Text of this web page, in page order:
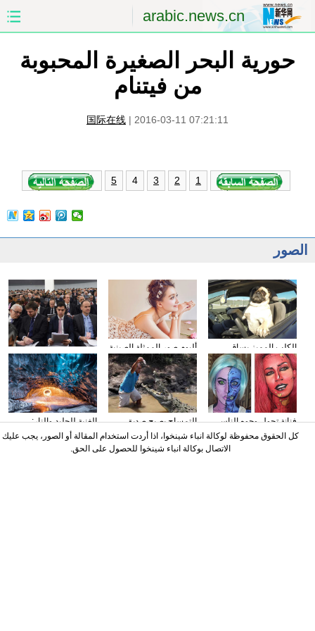
arabic.news.cn
الصين الصفحة الأولى
الاقتصاد
مؤتمر صحفى للخارجية الصور
حورية البحر الصغيرة المحبوبة
من فيتنام
国际在线 | 2016-03-11 07:21:11
1
2
3
4
5
الصور
وسائل الإعلام الأجنبية
تولي اهتمامها بتقرير عمل
الحكومة
ألبوم صور الممثلة الصينية
سون تشيان
الكلب المميز يساق
السيارات
الغنية للجليد والنار:
المصور يلتقط صورا في
الأنهار الجليدية
التمساح يصبح صديق
الناس في كوستا ريكا
فنانة تحول وجوه الناس
إلى الشخصيات الكرتونية
باستخدام الماكياج
كل الحقوق محفوظة لوكالة انباء شينخوا، اذا أردت استخدام المقالة أو الصور، يجب عليك
الاتصال بوكالة انباء شينخوا للحصول على الحق.